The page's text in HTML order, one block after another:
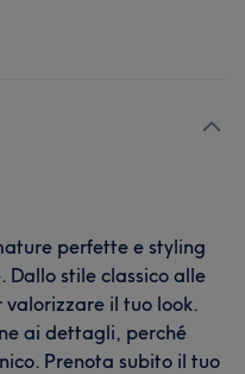
perfette e styling
Dallo stile classico alle
il tuo look.
ai dettagli, perché
Prenota subito il tuo